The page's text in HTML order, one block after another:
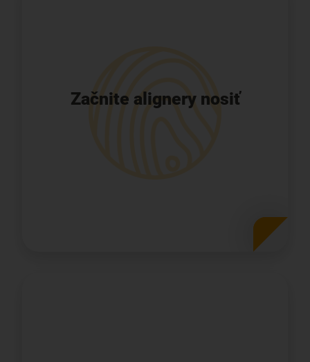
Začnite alignery nosiť
poskytovateľ liečby systémom Invisalign vám
skontroluje úsmev, aby všetko prebiehalo